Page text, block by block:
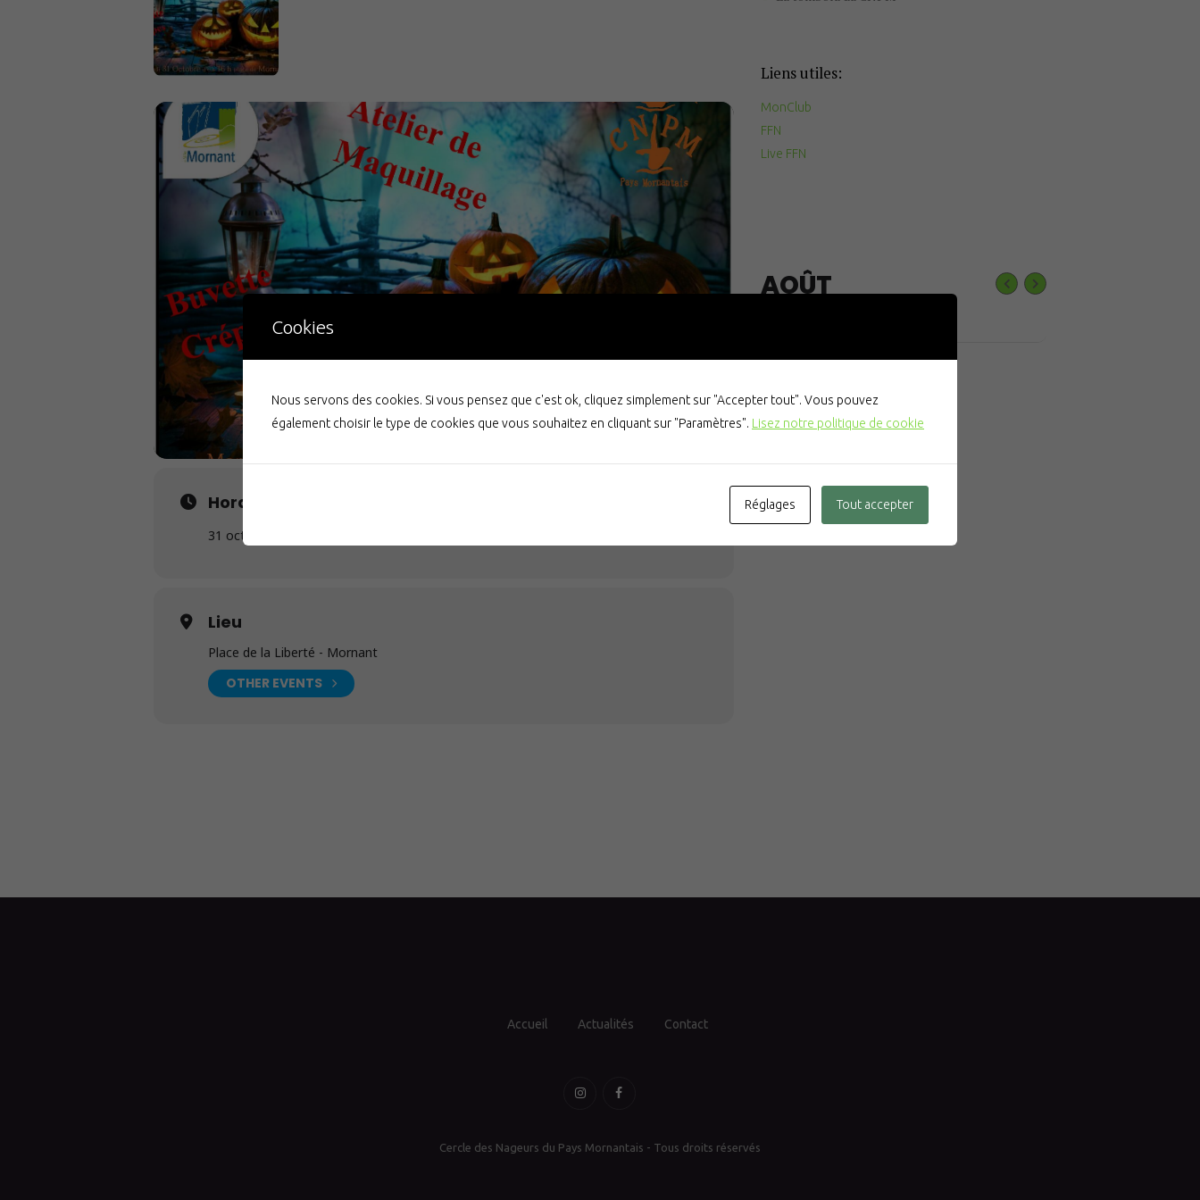
Contact
Horaire
31 octobre 2024
Lieu
Place de la Liberté - Mornant
OTHER EVENTS
Liens utiles:
MonClub
FFN
Live FFN
AOÛT
Accueil Actualités Contact
Cercle des Nageurs du Pays Mornantais - Tous droits réservés
Cookies
Nous servons des cookies. Si vous pensez que c'est ok, cliquez simplement sur "Accepter tout". Vous pouvez
également choisir le type de cookies que vous souhaitez en cliquant sur "Paramètres". Lisez notre politique de cookie
Réglages Tout accepter